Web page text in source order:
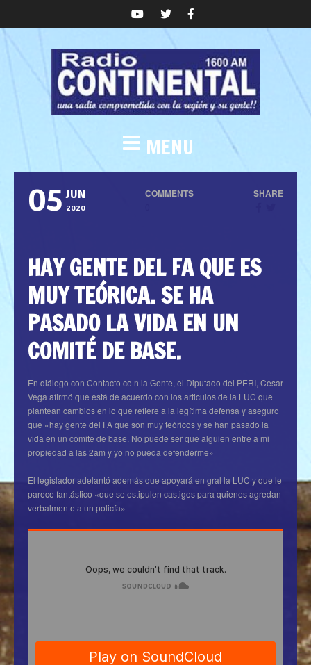
MENU
05 JUN
2020
COMMENTS SHARE
HAY GENTE DEL FA QUE ES
MUY TEÓRICA. SE HA
PASADO LA VIDA EN UN
COMITÉ DE BASE.
En diálogo con Contacto co n la Gente, el Diputado del PERI, Cesar
Vega afirmó que está de acuerdo con los articulos de la LUC que
plantean cambios en lo que refiere a la legítima defensa y aseguro
que «hay gente del FA que son muy teóricos y se han pasado la
vida en un comite de base. No puede ser que alguien entre a mi
propiedad a las 2am y yo no pueda defenderme»
El legislador adelantó además que apoyará en gral la LUC y que le
parece fantástico «que se estipulen castigos para quienes agredan
verbalmente a un policía»